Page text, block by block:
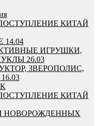
КИТАЙ
14.04
ИГРУШКИ,
26.03
ЗВЕРОПОЛИС,
КИТАЙ
НОВОРОЖДЕННЫХ